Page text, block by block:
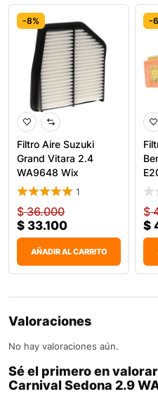
-8%
Filtro Aire Suzuki
Grand Vitara 2.4
WA9648 Wix
1
$36.000
$ 33.100
AÑADIR AL CARRITO
-
W
$
$
Valoraciones
No hay valoraciones aún.
Sé el primero en
Carnival Sedona 2.9